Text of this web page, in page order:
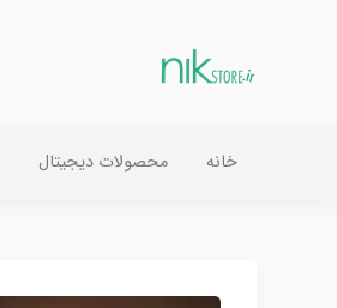
خانه محصولات دیجیتال